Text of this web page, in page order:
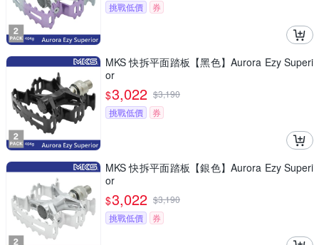
挑戰低價
券
MKS 快拆平面踏板【黑色】Aurora Ezy Superi
or
$3,022 $3,190
挑戰低價
券
MKS 快拆平面踏板【銀色】Aurora Ezy Superi
or
$3,022 $3,190
挑戰低價
券